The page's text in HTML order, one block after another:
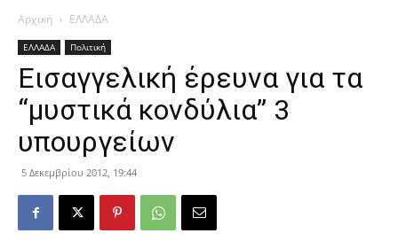
Αρχική ΕΛΛΑΔΑ
ΕΛΛΑΔΑ Πολιτική
Εισαγγελική έρευνα για τα
“μυστικά κονδύλια” 3
υπουργείων
5 Δεκεμβρίου 2012, 19:44